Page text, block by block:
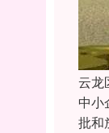
云龙
中小
批和